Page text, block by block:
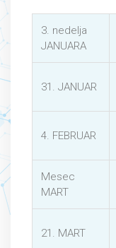
3. nedelja
JANUARA
31. JANUAR
4. FEBRUAR
Mesec
MART
21. MART